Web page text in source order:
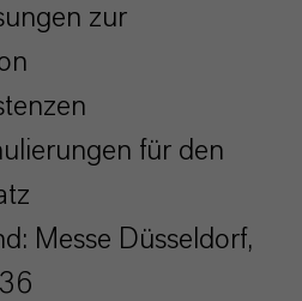
zur
für den
Messe Düsseldorf,